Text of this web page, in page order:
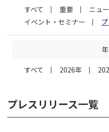
すべて 重要 ニュ
イベント・セミナー
すべて 2026年
プレスリリース一覧